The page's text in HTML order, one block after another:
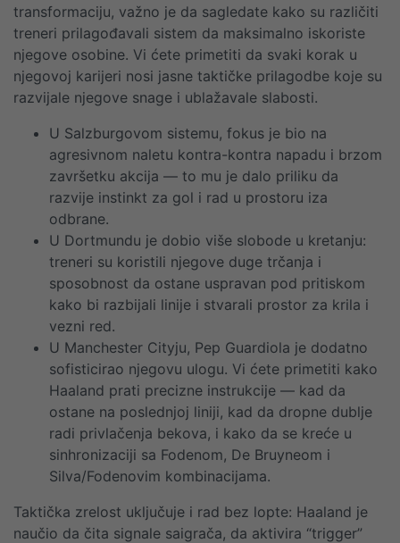
transformaciju, važno je da sagledate kako su različiti
treneri prilagođavali sistem da maksimalno iskoriste
njegove osobine. Vi ćete primetiti da svaki korak u
njegovoj karijeri nosi jasne taktičke prilagodbe koje su
razvijale njegove snage i ublažavale slabosti.
U Salzburgovom sistemu, fokus je bio na
agresivnom naletu kontra-kontra napadu i brzom
završetku akcija — to mu je dalo priliku da
razvije instinkt za gol i rad u prostoru iza
odbrane.
U Dortmundu je dobio više slobode u kretanju:
treneri su koristili njegove duge trčanja i
sposobnost da ostane uspravan pod pritiskom
kako bi razbijali linije i stvarali prostor za krila i
vezni red.
U Manchester Cityju, Pep Guardiola je dodatno
sofisticirao njegovu ulogu. Vi ćete primetiti kako
Haaland prati precizne instrukcije — kad da
ostane na poslednjoj liniji, kad da dropne dublje
radi privlačenja bekova, i kako da se kreće u
sinhronizaciji sa Fodenom, De Bruyneom i
Silva/Fodenovim kombinacijama.
Taktička zrelost uključuje i rad bez lopte: Haaland je
naučio da čita signale saigrača, da aktivira “trigger”